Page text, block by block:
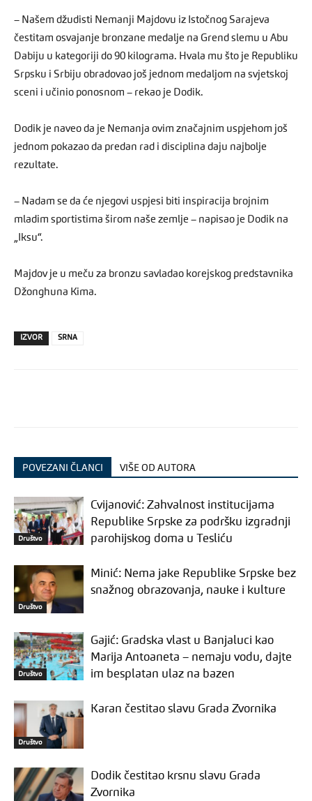
– Našem džudisti Nemanji Majdovu iz Istočnog Sarajeva
čestitam osvajanje bronzane medalje na Grend slemu u Abu
Dabiju u kategoriji do 90 kilograma. Hvala mu što je Republiku
Srpsku i Srbiju obradovao još jednom medaljom na svjetskoj
sceni i učinio ponosnom – rekao je Dodik.
Dodik je naveo da je Nemanja ovim značajnim uspjehom još
jednom pokazao da predan rad i disciplina daju najbolje
rezultate.
– Nadam se da će njegovi uspjesi biti inspiracija brojnim
mladim sportistima širom naše zemlje – napisao je Dodik na
„Iksu“.
Majdov je u meču za bronzu savladao korejskog predstavnika
Džonghuna Kima.
IZVOR SRNA
POVEZANI ČLANCI VIŠE OD AUTORA
Društvo
Cvijanović: Zahvalnost institucijama
Republike Srpske za podršku izgradnji
parohijskog doma u Tesliću
Društvo
Minić: Nema jake Republike Srpske bez
snažnog obrazovanja, nauke i kulture
Društvo
Gajić: Gradska vlast u Banjaluci kao
Marija Antoaneta – nemaju vodu, dajte
im besplatan ulaz na bazen
Društvo
Karan čestitao slavu Grada Zvornika
Dodik čestitao krsnu slavu Grada
Zvornika